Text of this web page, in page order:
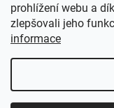
prohlížení webu a
zlepšovali jeho
informace
19/07/2025